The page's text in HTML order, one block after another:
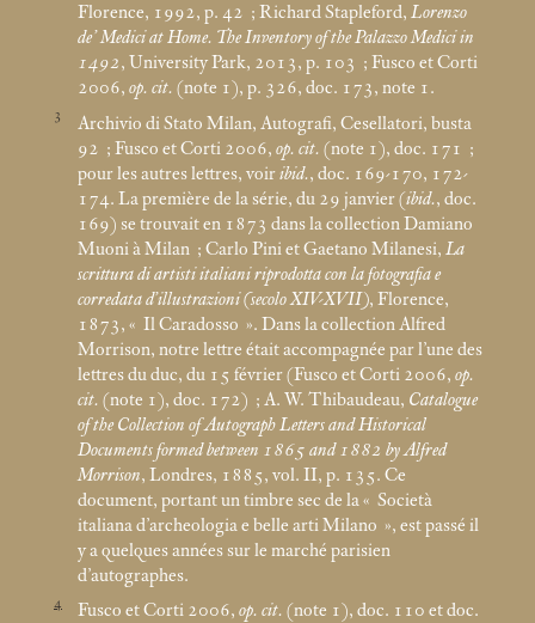
Florence, 1992, p. 42 ; Richard Stapleford, Lorenzo
de’ Medici at Home. The Inventory of the Palazzo Medici in
1492, University Park, 2013, p. 103 ; Fusco et Corti
2006, op. cit. (note 1), p. 326, doc. 173, note 1.
3
Archivio di Stato Milan, Autografi, Cesellatori, busta
92 ; Fusco et Corti 2006, op. cit. (note 1), doc. 171 ;
pour les autres lettres, voiribid., doc. 169-170, 172-
174. La première de la série, du 29 janvier (ibid., doc.
169) se trouvait en 1873 dans la collection Damiano
Muoni à Milan ; Carlo Pini et Gaetano Milanesi, La
scrittura di artisti italiani riprodotta con la fotografia e
corredata d’illustrazioni (secolo XIV-XVII), Florence,
1873, « Il Caradosso ». Dans la collection Alfred
Morrison, notre lettre était accompagnée par l’une des
lettres du duc, du 15 février (Fusco et Corti 2006, op.
cit. (note 1), doc. 172) ; A. W. Thibaudeau, Catalogue
of the Collection of Autograph Letters and Historical
Documents formed between 1865 and 1882 by Alfred
Morrison, Londres, 1885, vol. II, p. 135. Ce
document, portant un timbre sec de la « Società
italiana d’archeologia e belle arti Milano », est passé il
y a quelques années sur le marché parisien
d’autographes.
4 Fusco et Corti 2006, op. cit. (note 1), doc. 110 et doc.